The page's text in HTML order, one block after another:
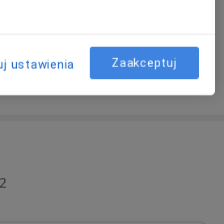
ustawienia Zaakceptuj